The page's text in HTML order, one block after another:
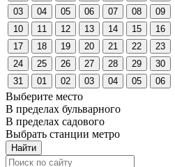
03
04 05 06 07 08
09
10
11 12 13 14 15
16
17
18 19 20 21 22
23
24
25 26 27 28 29
30
31
01 02 03 04 05 06
Выберите место
В пределах бульварного
В пределах садового
Выбрать станции метро